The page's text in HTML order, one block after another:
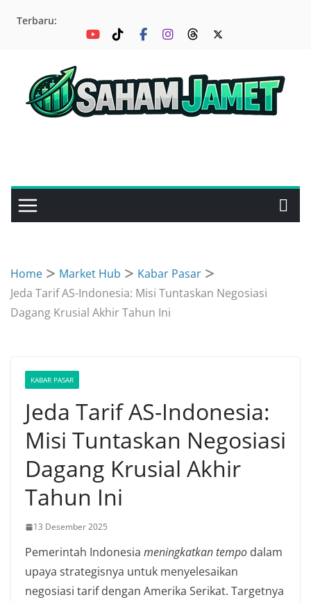
Terbaru:
Home Market Hub
Kabar Pasar
Jeda Tarif AS-Indonesia: Misi Tuntaskan Negosiasi
Dagang Krusial Akhir Tahun Ini
KABAR PASAR
Jeda Tarif AS-Indonesia:
Misi Tuntaskan Negosiasi
Dagang Krusial Akhir
Tahun Ini
13 Desember 2025
Pemerintah Indonesia meningkatkan tempo dalam
upaya strategisnya untuk menyelesaikan
negosiasi tarif dengan Amerika Serikat. Targetnya